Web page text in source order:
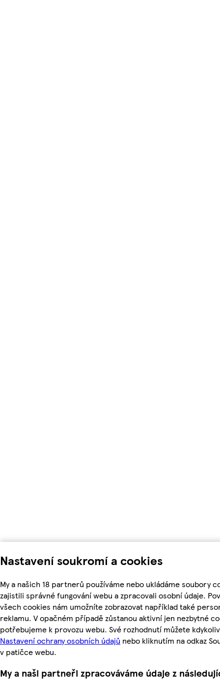
Nastavení soukromí a cookies
My a našich 18 partnerů používáme nebo ukládáme soubory
zajistili správné fungování webu a zpracovali osobní údaje.
všech cookies nám umožníte zobrazovat například také
reklamu. V opačném případě zůstanou aktivní jen nezbytné
potřebujeme k provozu webu. Své rozhodnutí můžete
Nastavení ochrany osobních údajů nebo kliknutím na odkaz
v patičce webu.
My a naši partneři zpracováváme údaje z